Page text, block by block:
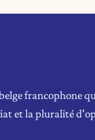
francophone
et la pluralité